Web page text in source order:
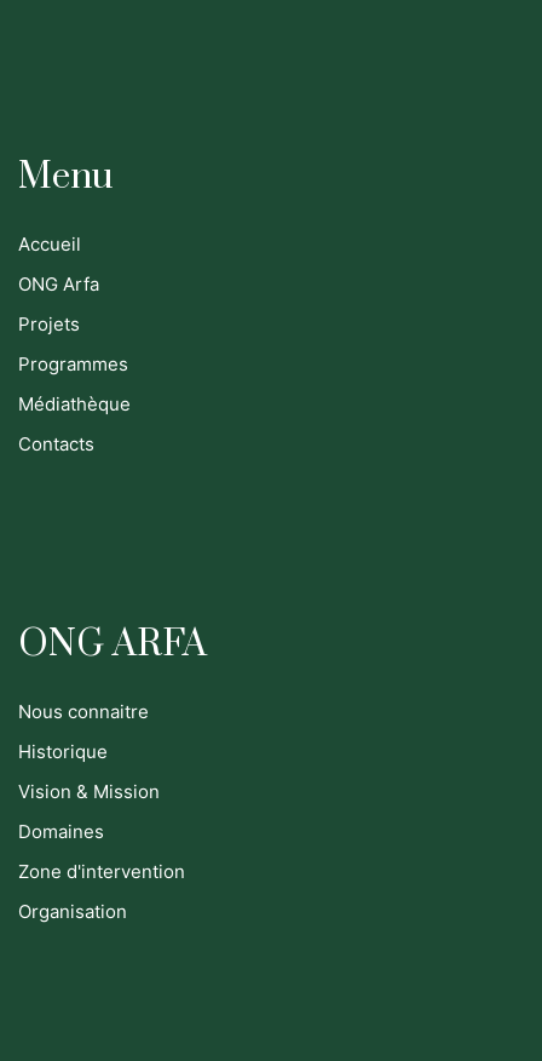
Menu
Accueil
ONG Arfa
Projets
Programmes
Médiathèque
Contacts
ONG ARFA
Nous connaitre
Historique
Vision & Mission
Domaines
Zone d'intervention
Organisation